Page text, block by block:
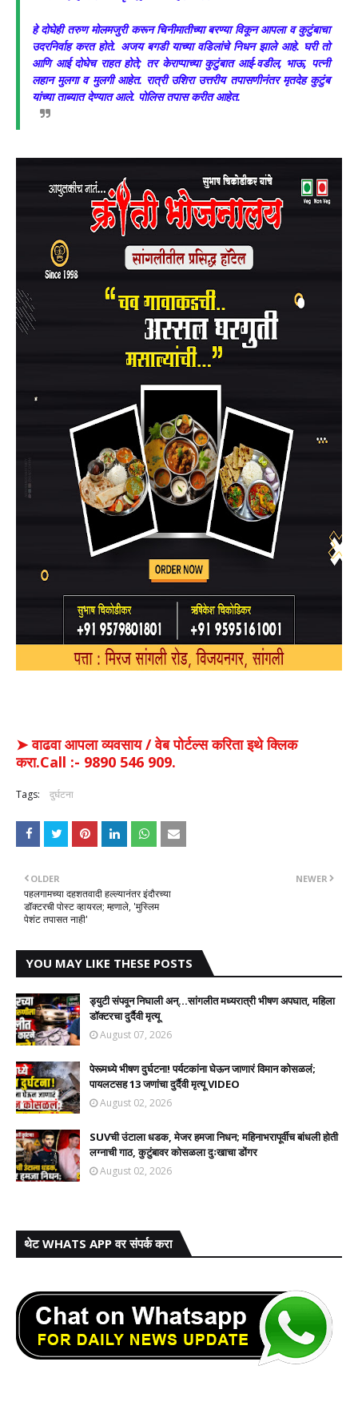
हे दोघेही तरुण मोलमजुरी करून चिनीमातीच्या बरण्या विकून आपला व कुटुंबाचा
उदरनिर्वाह करत होते. अजय बगडी याच्या वडिलांचे निधन झाले आहे. घरी तो
आणि आई दोघेच राहत होते; तर केराप्पाच्या कुटुंबात आई-वडील, भाऊ, पत्नी
लहान मुलगा व मुलगी आहेत. रात्री उशिरा उत्तरीय तपासणीनंतर मृतदेह कुटुंब
यांच्या ताब्यात देण्यात आले. पोलिस तपास करीत आहेत.
➤ वाढवा आपला व्यवसाय / वेब पोर्टल्स करिता इथे क्लिक
करा.Call :- 9890 546 909.
Tags: दुर्घटना
NEWER
OLDER
पहलगामच्या दहशतवादी हल्ल्यानंतर इंदौरच्या
डॉक्टरची पोस्ट व्हायरल; म्हणाले, 'मुस्लिम
पेशंट तपासत नाही'
YOU MAY LIKE THESE POSTS
ड्युटी संपवून निघाली अन्...सांगलीत मध्यरात्री भीषण अपघात, महिला
डॉक्टरचा दुर्दैवी मृत्यू
August 07, 2026
पेरूमध्ये भीषण दुर्घटना! पर्यटकांना घेऊन जाणारं विमान कोसळलं;
पायलटसह 13 जणांचा दुर्दैवी मृत्यू VIDEO
August 02, 2026
SUVची उंटाला धडक, मेजर हमजा निधन; महिनाभरापूर्वीच बांधली होती
लग्नाची गाठ, कुटुंबावर कोसळला दुःखाचा डोंगर
August 02, 2026
थेट WHATS APP वर संपर्क करा